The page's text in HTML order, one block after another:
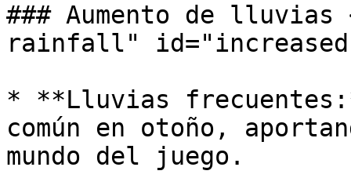
### Aumento de
rainfall"
* **Lluvias
común en otoño,
mundo del juego.